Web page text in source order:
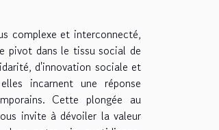
complexe et interconnecté,
pivot dans le tissu social de
d'innovation sociale et
incarnent une réponse
Cette plongée au
invite à dévoiler la valeur